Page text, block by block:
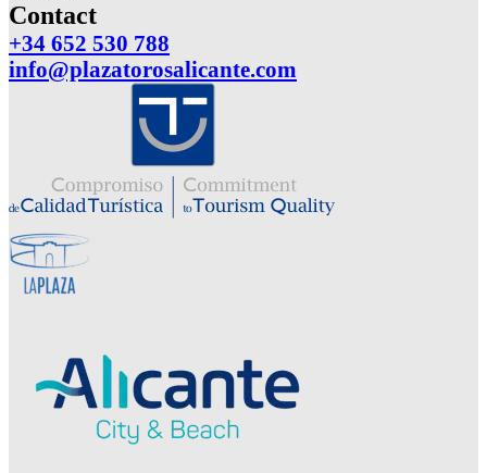
Contact
+34 652 530 788
info@plazatorosalicante.com